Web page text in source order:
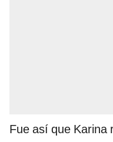
Fue así que Karina